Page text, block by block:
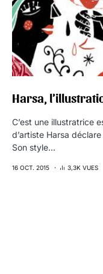
Harsa,
C’est une illustratrice
d’artiste Harsa
Son style…
16 OCT. 2015 3,3K VUES